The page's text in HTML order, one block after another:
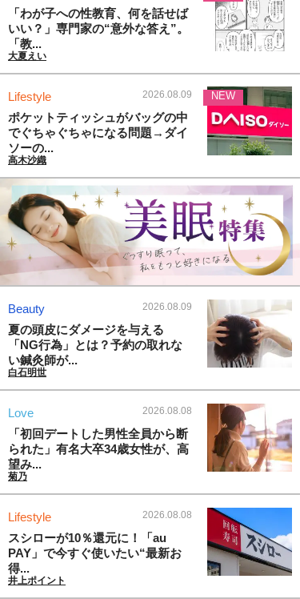
「わが子への性教育、何を話せば
いい？」専門家の“意外な答え”。
「教...
大夏えい
Lifestyle 2026.08.09
ポケットティッシュがバッグの中
でぐちゃぐちゃになる問題→ダイ
ソーの...
高木沙織
NEW
Beauty 2026.08.09
夏の頭皮にダメージを与える
「NG行為」とは？予約の取れな
い鍼灸師が...
白石明世
Love 2026.08.08
「初回デートした男性全員から断
られた」有名大卒34歳女性が、高
望み...
菊乃
Lifestyle 2026.08.08
スシローが10％還元に！「au
PAY」で今すぐ使いたい“最新お
得...
井上ポイント